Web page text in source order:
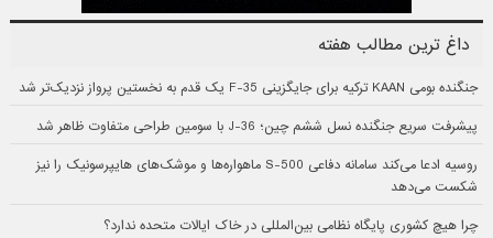
داغ ترین مطالب هفته
جنگنده بومی KAAN ترکیه برای جایگزینی F-35 یک قدم به نخستین پرواز نزدیک‌تر شد
پیشرفت سریع جنگنده نسل ششم چین؛ J-36 با سومین طراحی متفاوت ظاهر شد
روسیه ادعا می‌کند سامانه دفاعی S-500 ماهواره‌ها و موشک‌های هایپرسونیک را نیز
شکست می‌دهد
چرا هیچ کشوری پایگاه نظامی بین‌المللی در خاک ایالات متحده ندارد؟